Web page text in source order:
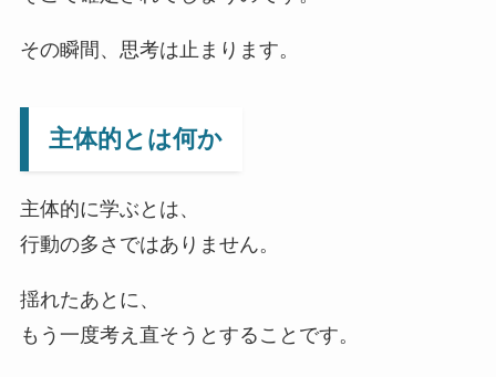
その瞬間、思考は止まります。
主体的とは何か
主体的に学ぶとは、
行動の多さではありません。
揺れたあとに、
もう一度考え直そうとすることです。